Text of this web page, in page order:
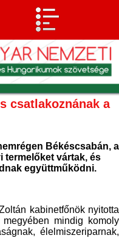
csatlakoznának a
Békéscsabán, a
termelőket vártak, és
együttműködni.
kabinetfőnök nyitotta
mindig komoly
élelmiszeriparnak,